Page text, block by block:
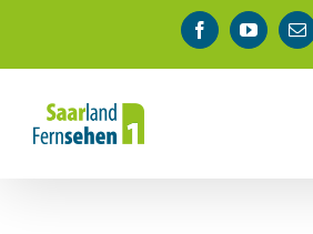
springen
Facebook